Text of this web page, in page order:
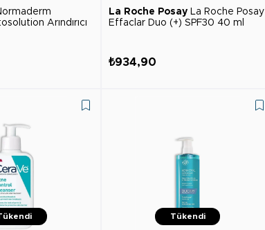
Arındırıcı
La Roche Posay La Roche Posay
Effaclar Duo (+) SPF30 40 ml
₺934,90
Tükendi